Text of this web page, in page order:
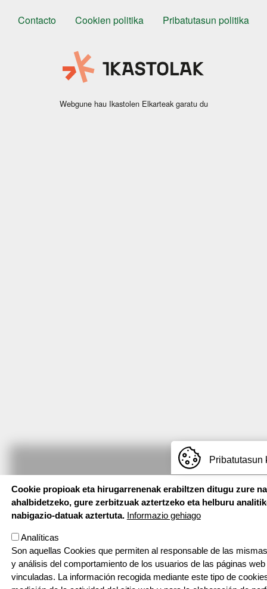
Orri-oina
Contacto Testu-legalak
Cookien politika Pribatutasun politika
Webgune hau Ikastolen Elkarteak garatu du
Pribatutasun
Cookie propioak eta hirugarrenenak erabiltzen ditugu zure
ahalbidetzeko, gure zerbitzuak aztertzeko eta helburu
nabigazio-datuak aztertuta. Informazio gehiago
Analíticas
Son aquellas Cookies que permiten al responsable de las
y análisis del comportamiento de los usuarios de las páginas
vinculadas. La información recogida mediante este tipo de